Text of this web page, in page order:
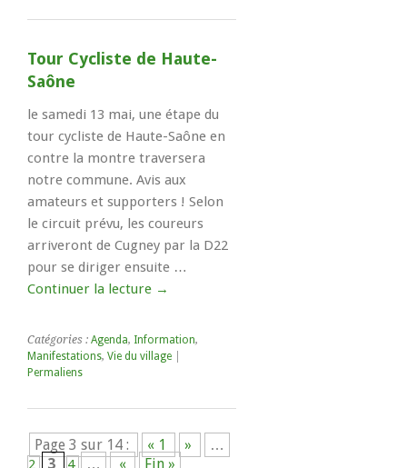
Tour Cycliste de Haute-
Saône
le samedi 13 mai, une étape du
tour cycliste de Haute-Saône en
contre la montre traversera
notre commune. Avis aux
amateurs et supporters ! Selon
le circuit prévu, les coureurs
arriveront de Cugney par la D22
pour se diriger ensuite …
Continuer la lecture →
Catégories : Agenda, Information,
Manifestations, Vie du village
Permaliens
Page 3 sur 14 : « 1 » …
2 3 4 … « Fin »